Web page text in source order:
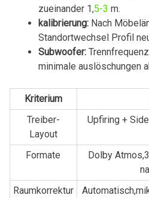
zueinander ⁢1,5-3 m.
kalibrierung:Nach‍
‍Standortwechsel Profil
Subwoofer:
minimale ⁣auslöschungen
Kriterium
Treiber-
Layout
Upfiring +
Formate
Dolby
Raumkorrektur